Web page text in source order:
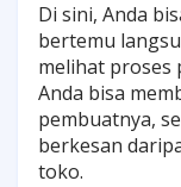
Di sini, Anda
bertemu
melihat proses
Anda bisa
pembuatnya,
berkesan
toko.